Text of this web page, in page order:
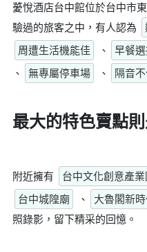
薆悅酒店台中館位於台中市
驗過的旅客之中，有人認為
周遭生活機能佳
、 早餐
、
無專屬停車場 、 隔音
最大的特色賣點
附近擁有 台中文化創意產業
台中城隍廟
、 大魯閣新
照錄影，留下精采的回憶。